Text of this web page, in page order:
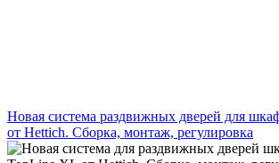
Новая система раздвижных дверей для
от Hettich. Сборка, монтаж, регулировка